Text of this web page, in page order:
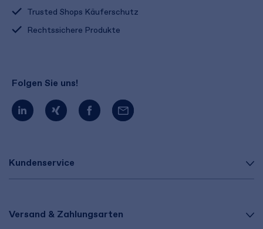
Kundenservice
Versand & Zahlungsarten
Trusted Shops Käuferschutz
Rechtssichere Produkte
Folgen Sie uns!